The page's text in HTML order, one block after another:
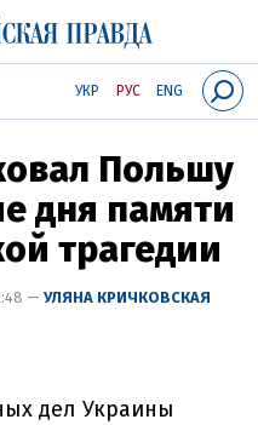
УКР РУС ENG
Польшу
дня памяти
трагедии
— УЛЯНА КРИЧКОВСКАЯ
дел Украины